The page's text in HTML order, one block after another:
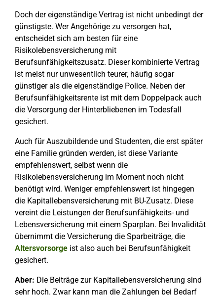
Doch der eigenständige Vertrag ist nicht unbedingt der
günstigste. Wer Angehörige zu versorgen hat,
entscheidet sich am besten für eine
Risikolebensversicherung mit
Berufsunfähigkeitszusatz. Dieser kombinierte Vertrag
ist meist nur unwesentlich teurer, häufig sogar
günstiger als die eigenständige Police. Neben der
Berufsunfähigkeitsrente ist mit dem Doppelpack auch
die Versorgung der Hinterbliebenen im Todesfall
gesichert.
Auch für Auszubildende und Studenten, die erst später
eine Familie gründen werden, ist diese Variante
empfehlenswert, selbst wenn die
Risikolebensversicherung im Moment noch nicht
benötigt wird. Weniger empfehlenswert ist hingegen
die Kapitallebensversicherung mit BU-Zusatz. Diese
vereint die Leistungen der Berufsunfähigkeits- und
Lebensversicherung mit einem Sparplan. Bei Invalidität
übernimmt die Versicherung die Sparbeiträge, die
Altersvorsorge ist also auch bei Berufsunfähigkeit
gesichert.
Aber: Die Beiträge zur Kapitallebensversicherung sind
sehr hoch. Zwar kann man die Zahlungen bei Bedarf